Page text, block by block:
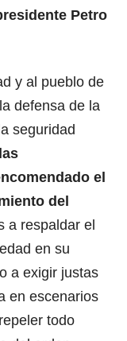
Petro
y al pueblo de
defensa de la
seguridad
el
del
a respaldar el
en su
a exigir justas
en escenarios
todo